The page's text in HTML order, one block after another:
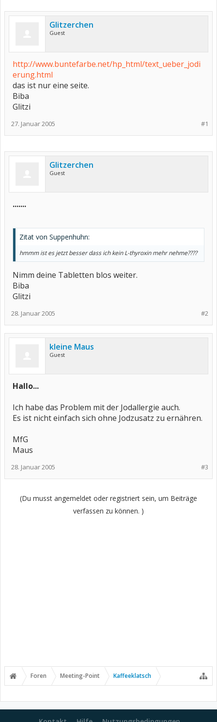
Glitzerchen
Guest
http://www.buntefarbe.net/hp_html/text_ueber_jodi
erung.html
das ist nur eine seite.
Biba
Glitzi
#1
27. Januar 2005
Glitzerchen
Guest
.......
Zitat von Suppenhuhn:
hmmm ist es jetzt besser dass ich kein L-thyroxin mehr nehme????
Nimm deine Tabletten blos weiter.
Biba
Glitzi
#2
28. Januar 2005
kleine Maus
Guest
Hallo...
Ich habe das Problem mit der Jodallergie auch.
Es ist nicht einfach sich ohne Jodzusatz zu ernähren.
MfG
Maus
#3
28. Januar 2005
(Du musst angemeldet oder registriert sein, um Beiträge
verfassen zu können. )
Foren Meeting-Point Kaffeeklatsch